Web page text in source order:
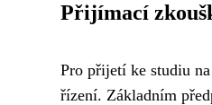
Přijímací
Pro přijetí ke studiu
řízení. Základním